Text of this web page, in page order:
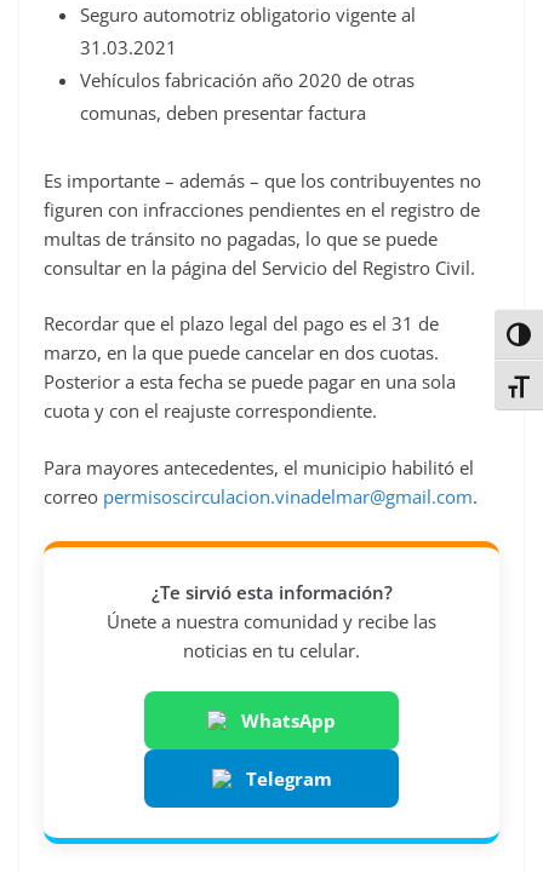
Seguro automotriz obligatorio vigente al
31.03.2021
Vehículos fabricación año 2020 de otras
comunas, deben presentar factura
Es importante – además – que los contribuyentes no
figuren con infracciones pendientes en el registro de
multas de tránsito no pagadas, lo que se puede
consultar en la página del Servicio del Registro Civil.
Recordar que el plazo legal del pago es el 31 de
marzo, en la que puede cancelar en dos cuotas.
Posterior a esta fecha se puede pagar en una sola
cuota y con el reajuste correspondiente.
Para mayores antecedentes, el municipio habilitó el
correo permisoscirculacion.vinadelmar@gmail.com.
¿Te sirvió esta información?
Únete a nuestra comunidad y recibe las
noticias en tu celular.
WhatsApp
Telegram